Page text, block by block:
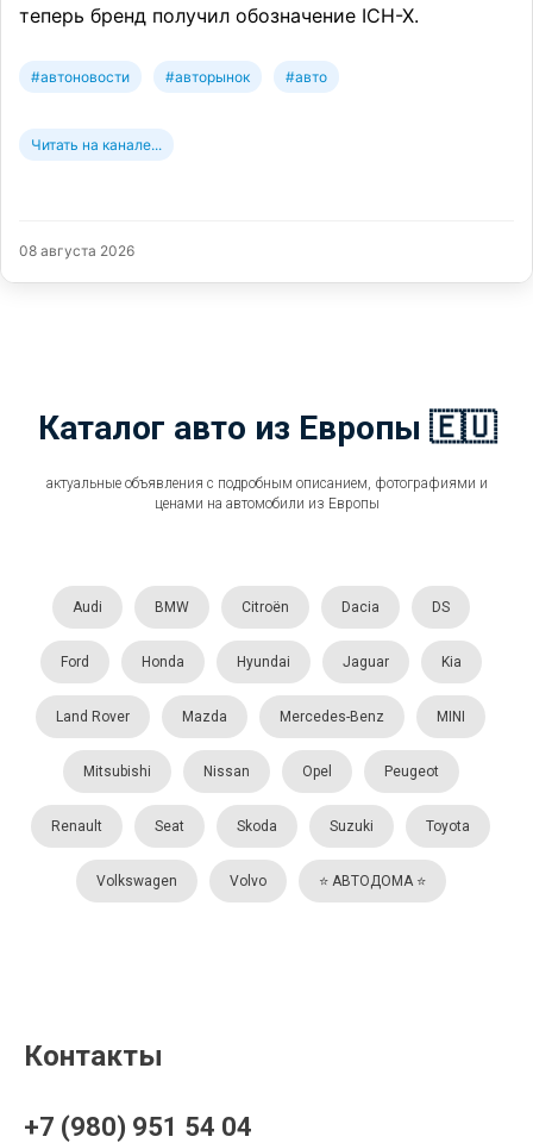
теперь бренд получил обозначение ICH-X.
#автоновости #авторынок #авто
Читать на канале...
08 августа 2026
Каталог авто из Европы 🇪🇺
актуальные объявления с подробным описанием, фотографиями и
ценами на автомобили из Европы
Audi BMW Citroën Dacia DS
Ford Honda Hyundai Jaguar Kia
Land Rover Mazda Mercedes-Benz MINI
Mitsubishi Nissan Opel Peugeot
Renault Seat Skoda Suzuki Toyota
Volkswagen Volvo ⭐️ АВТОДОМА ⭐️
Контакты
+7 (980) 951 54 04